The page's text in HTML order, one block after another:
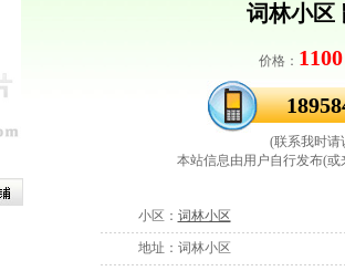
词林小区
价格： 1100
(联系我时请
本站信息由用户自行发布(
小区： 词林小区
地址： 词林小区